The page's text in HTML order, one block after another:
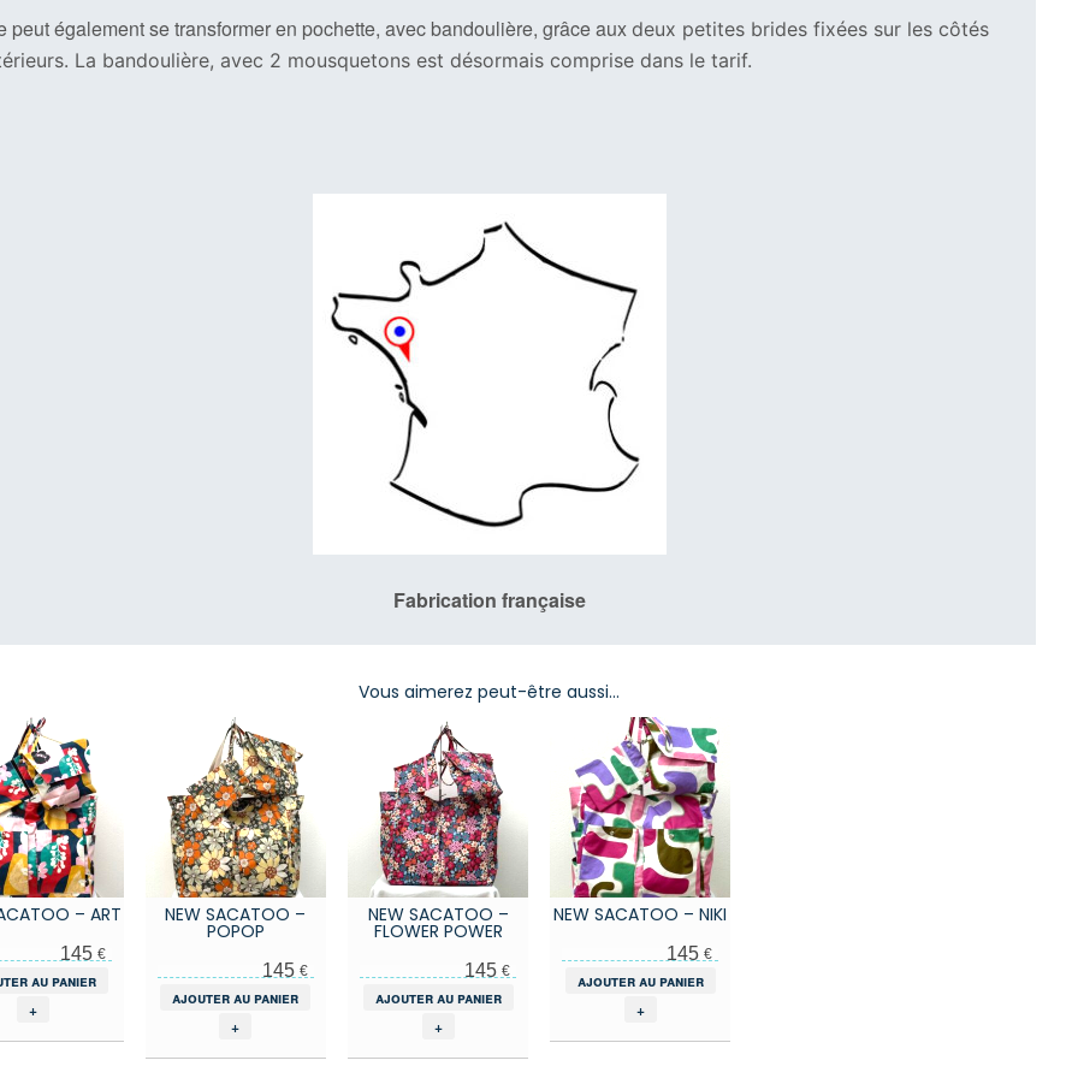
peut également se transformer en pochette, avec bandoulière, grâce aux deux petites brides fixées sur les côtés
La bandoulière, avec 2 mousquetons est désormais comprise dans le tarif.
Fabrication française
Vous aimerez peut-être aussi…
– ART
145 €
au panier
+
NEW SACATOO –
POPOP
145 €
ajouter au panier
+
NEW SACATOO –
FLOWER POWER
145€
ajouter au panier
+
NEW SACATOO – NIKI
145€
ajouter au panier
+